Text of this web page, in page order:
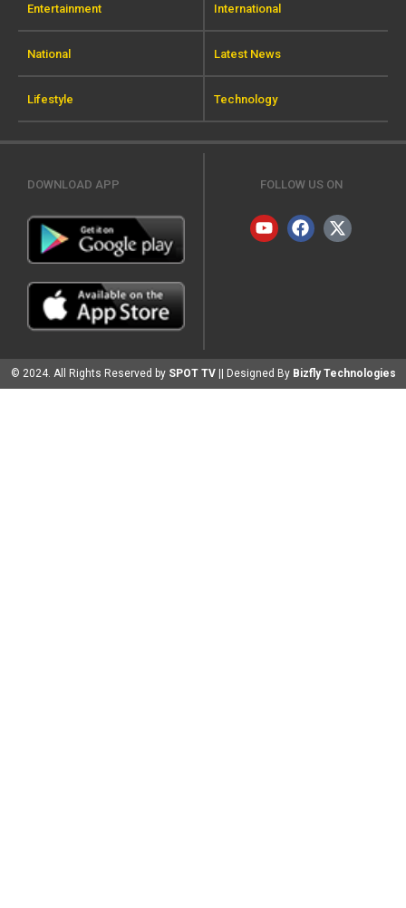
Entertainment International
National Latest News
Lifestyle Technology
DOWNLOAD APP FOLLOW US ON
© 2024. All Rights Reserved by SPOT TV || Designed By Bizfly Technologies